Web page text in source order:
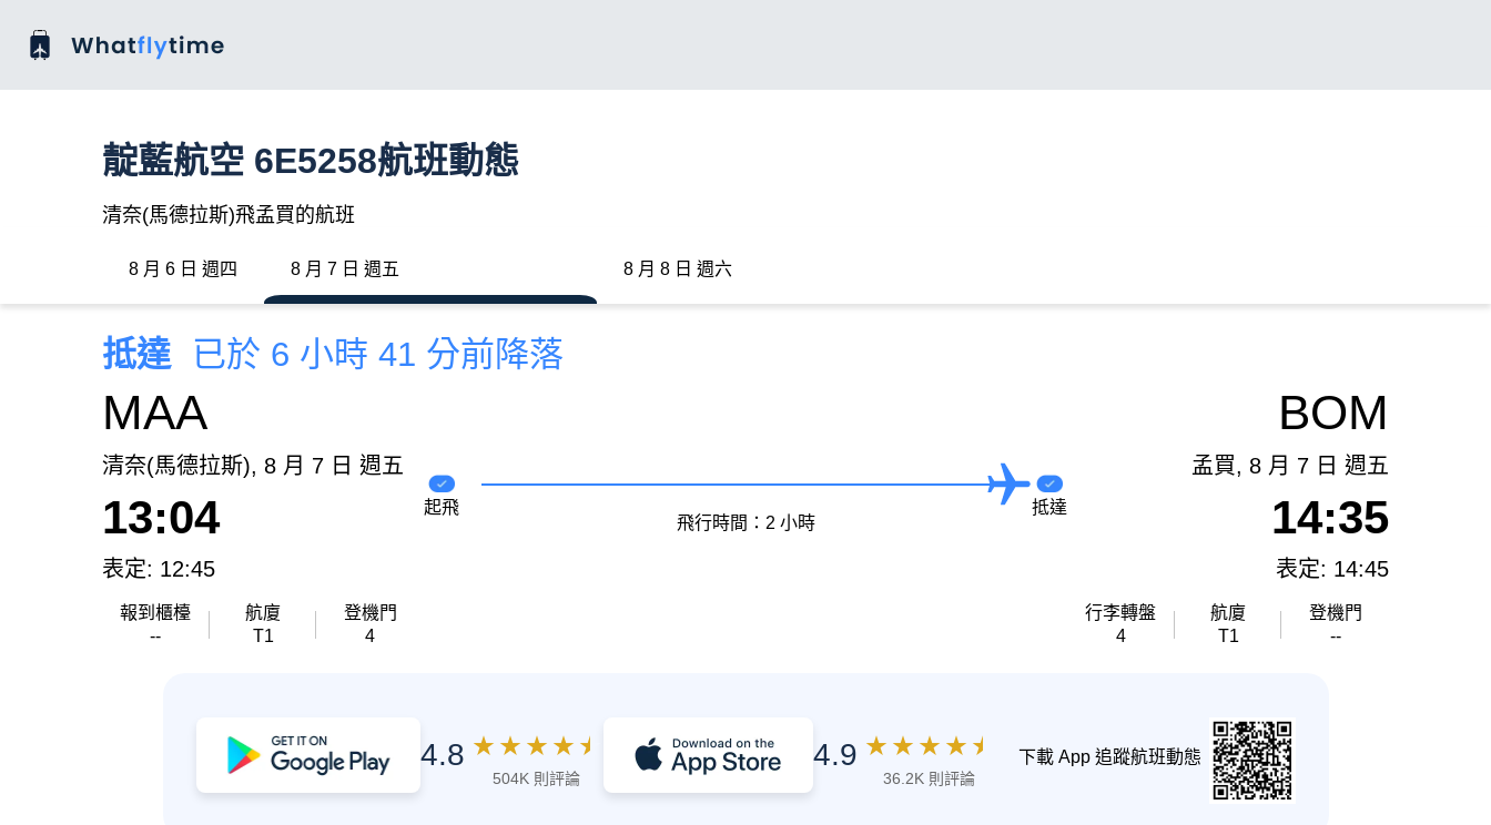
靛藍航空 6E5258航班動態
清奈(馬德拉斯)飛孟買的航班
8 月 6 日 週四 8 月 7 日 週五 8 月 8 日 週六
抵達 已於 6 小時 41 分前降落
MAA
清奈(馬德拉斯), 8 月 7 日 週五
13:04
表定: 12:45
報到櫃檯
--
航廈
T1
登機門
4
起飛
飛行時間：2 小時
抵達
BOM
孟買, 8 月 7 日 週五
14:35
表定: 14:45
行李轉盤
4
航廈
T1
登機門
--
4.8 ★ ★ ★ ★ ★
504K 則評論
4.9 ★ ★ ★ ★ ★
36.2K 則評論
下載 App 追蹤航班動態